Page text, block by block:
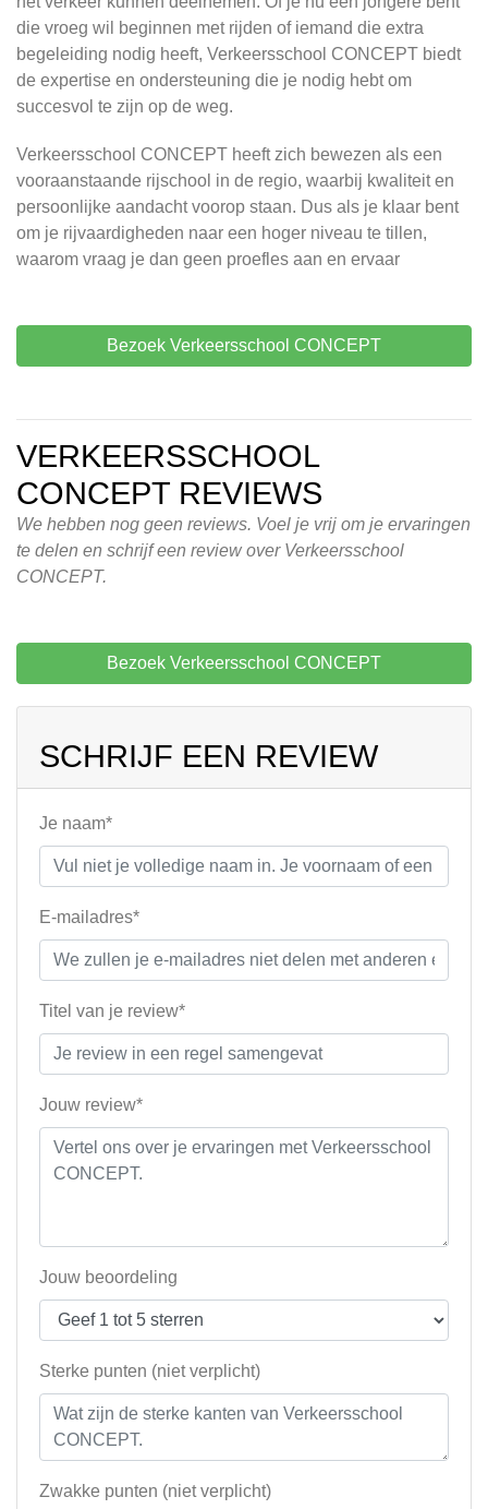
die vroeg wil beginnen met rijden of iemand die extra
begeleiding nodig heeft, Verkeersschool CONCEPT biedt
de expertise en ondersteuning die je nodig hebt om
succesvol te zijn op de weg.
Verkeersschool CONCEPT heeft zich bewezen als een
vooraanstaande rijschool in de regio, waarbij kwaliteit en
persoonlijke aandacht voorop staan. Dus als je klaar bent
om je rijvaardigheden naar een hoger niveau te tillen,
waarom vraag je dan geen proefles aan en ervaar
Bezoek Verkeersschool CONCEPT
VERKEERSSCHOOL
CONCEPT REVIEWS
We hebben nog geen reviews. Voel je vrij om je ervaringen
te delen en schrijf een review over Verkeersschool
CONCEPT.
Bezoek Verkeersschool CONCEPT
SCHRIJF EEN REVIEW
Je naam*
E-mailadres*
Titel van je review*
Jouw review*
Jouw beoordeling
Sterke punten (niet verplicht)
Zwakke punten (niet verplicht)